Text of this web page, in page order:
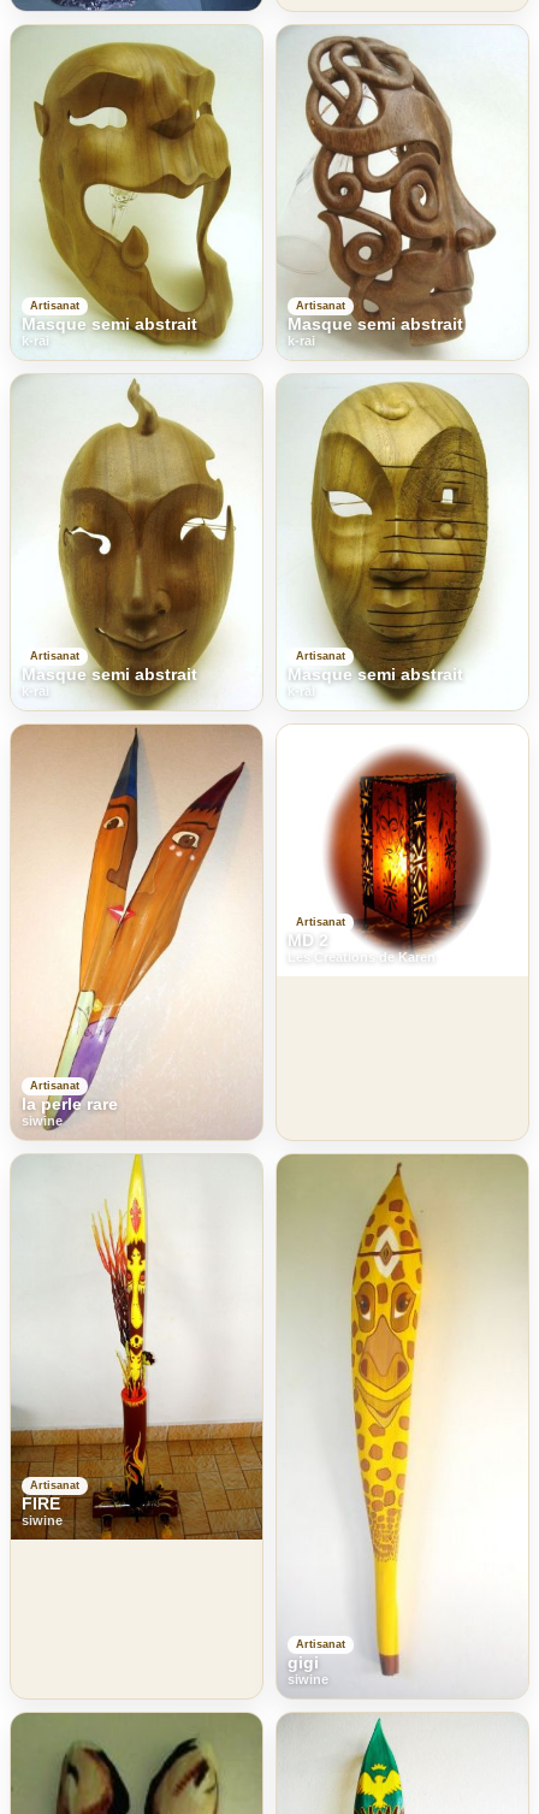
Artisanat
Masque semi abstrait
k-rai
Artisanat
Masque semi abstrait
k-rai
Artisanat
Masque semi abstrait
k-rai
Artisanat
Masque semi abstrait
k-rai
Artisanat
la perle rare
siwine
Artisanat
MD 2
Les Creations de Karen
Artisanat
FIRE
siwine
Artisanat
gigi
siwine